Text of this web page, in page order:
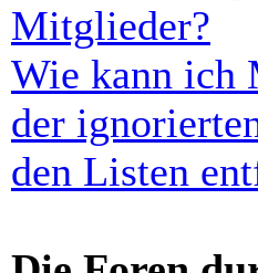
Mitglieder?
Wie kann ich
der
den Listen